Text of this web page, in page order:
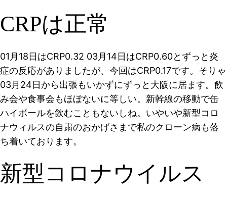
CRPは正常
01月18日はCRP0.32 03月14日はCRP0.60とずっと炎
症の反応がありましたが、今回はCRP0.17です。そりゃ
03月24日から出張もいかずにずっと大阪に居ます。飲
み会や食事会もほぼないに等しい。新幹線の移動で缶
ハイボールを飲むこともないしね。いやいや新型コロ
ナウィルスの自粛のおかげさまで私のクローン病も落
ち着いております。
新型コロナウイルス